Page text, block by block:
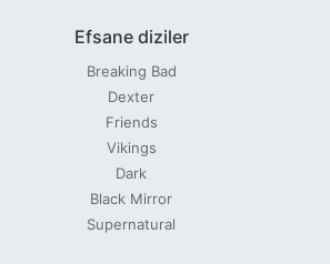
Efsane diziler
Breaking Bad
Dexter
Friends
Vikings
Dark
Black Mirror
Supernatural